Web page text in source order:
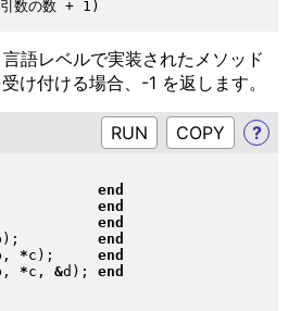
語レベルで実装されたメソッド
け付ける場合、-1 を返します。
RUN ?
end
end
end
) ; end
*c ) ; end
*c, &d ) ; end